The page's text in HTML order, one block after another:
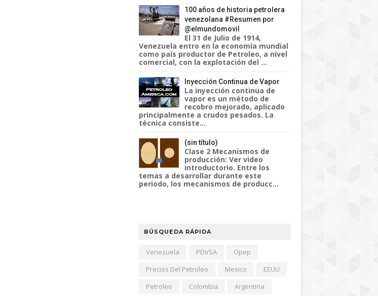
100 años de historia petrolera
venezolana #Resumen por
@elmundomovil
El 31 de Julio de 1914,
Venezuela entro en la economía mundial
como país productor de Petroleo, a nivel
comercial, con la explotación del ...
Inyección Continua de Vapor
La inyección continua de
vapor es un método de
recobro mejorado, aplicado
principalmente a crudos pesados. La
técnica consiste...
(sin título)
Clase 2 Mecanismos de
producción: Ver video
introductorio. Entre los
temas a desarrollar durante este
periodo, los mecanismos de producc...
BÚSQUEDA RÁPIDA
Venezuela PDVSA
Opep
Precios Del Petroleo
Mexico
EEUU
Petroleo
Colombia
Argentina